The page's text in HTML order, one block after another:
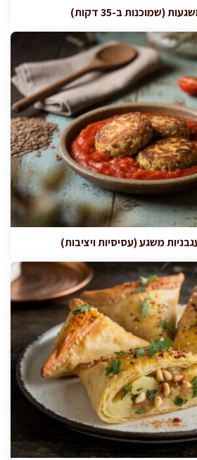
(שמוכנות ב-35 דקות)
משגע (עסיסיות ויציבות)